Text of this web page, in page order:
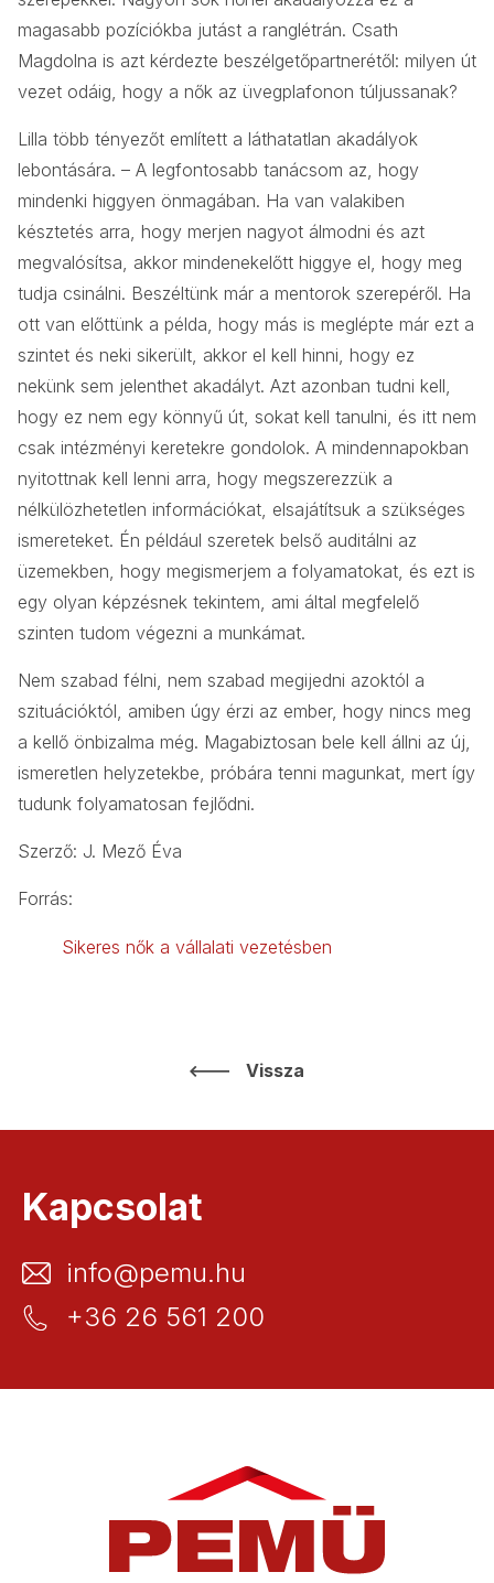
magasabb pozíciókba jutást a ranglétrán. Csath
Magdolna is azt kérdezte beszélgetőpartnerétől: milyen út
vezet odáig, hogy a nők az üvegplafonon túljussanak?
Lilla több tényezőt említett a láthatatlan akadályok
lebontására. – A legfontosabb tanácsom az, hogy
mindenki higgyen önmagában. Ha van valakiben
késztetés arra, hogy merjen nagyot álmodni és azt
megvalósítsa, akkor mindenekelőtt higgye el, hogy meg
tudja csinálni. Beszéltünk már a mentorok szerepéről. Ha
ott van előttünk a példa, hogy más is meglépte már ezt a
szintet és neki sikerült, akkor el kell hinni, hogy ez
nekünk sem jelenthet akadályt. Azt azonban tudni kell,
hogy ez nem egy könnyű út, sokat kell tanulni, és itt nem
csak intézményi keretekre gondolok. A mindennapokban
nyitottnak kell lenni arra, hogy megszerezzük a
nélkülözhetetlen információkat, elsajátítsuk a szükséges
ismereteket. Én például szeretek belső auditálni az
üzemekben, hogy megismerjem a folyamatokat, és ezt is
egy olyan képzésnek tekintem, ami által megfelelő
szinten tudom végezni a munkámat.
Nem szabad félni, nem szabad megijedni azoktól a
szituációktól, amiben úgy érzi az ember, hogy nincs meg
a kellő önbizalma még. Magabiztosan bele kell állni az új,
ismeretlen helyzetekbe, próbára tenni magunkat, mert így
tudunk folyamatosan fejlődni.
Szerző: J. Mező Éva
Forrás:
Sikeres nők a vállalati vezetésben
Vissza
Kapcsolat
info@pemu.hu
+36 26 561 200